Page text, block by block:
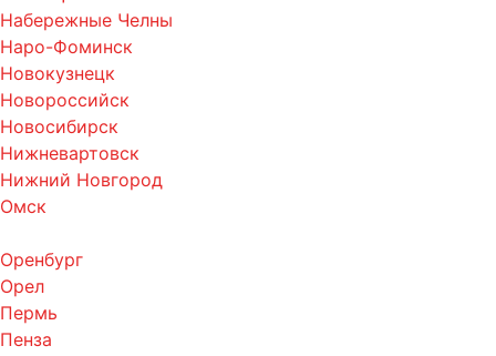
Набережные Челны
Наро-Фоминск
Новокузнецк
Новороссийск
Новосибирск
Нижневартовск
Нижний Новгород
Омск
Оренбург
Орел
Пермь
Пенза